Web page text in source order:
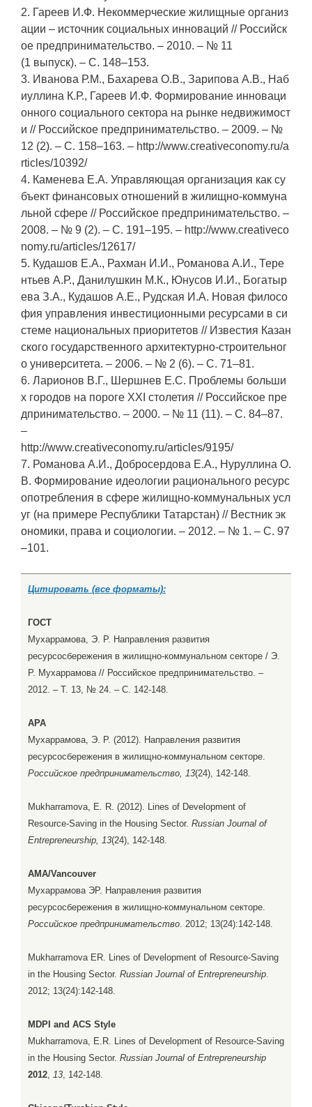
2. Гареев И.Ф. Некоммерческие жилищные организ
ации – источник социальных инноваций // Российск
ое предпринимательство. – 2010. – № 11
(1 выпуск). – С. 148–153.
3. Иванова Р.М., Бахарева О.В., Зарипова А.В., Наб
иуллина К.Р., Гареев И.Ф. Формирование инноваци
онного социального сектора на рынке недвижимост
и // Российское предпринимательство. – 2009. – №
12 (2). – С. 158–163. – http://www.creativeconomy.ru/a
rticles/10392/
4. Каменева Е.А. Управляющая организация как су
бъект финансовых отношений в жилищно-коммуна
льной сфере // Российское предпринимательство. –
2008. – № 9 (2). – С. 191–195. – http://www.creativeco
nomy.ru/articles/12617/
5. Кудашов Е.А., Рахман И.И., Романова А.И., Тере
нтьев А.Р., Данилушкин М.К., Юнусов И.И., Богатыр
ева З.А., Кудашов А.Е., Рудская И.А. Новая филосо
фия управления инвестиционными ресурсами в си
стеме национальных приоритетов // Известия Казан
ского государственного архитектурно-строительног
о университета. – 2006. – № 2 (6). – С. 71–81.
6. Ларионов В.Г., Шершнев Е.С. Проблемы больши
х городов на пороге XXI столетия // Российское пре
дпринимательство. – 2000. – № 11 (11). – С. 84–87.
–
http://www.creativeconomy.ru/articles/9195/
7. Романова А.И., Добросердова Е.А., Нуруллина О.
В. Формирование идеологии рационального ресурс
опотребления в сфере жилищно-коммунальных усл
уг (на примере Республики Татарстан) // Вестник эк
ономики, права и социологии. – 2012. – № 1. – С. 97
–101.
Цитировать (все форматы):
ГОСТ
Мухаррамова, Э. Р. Направления развития
ресурсосбережения в жилищно-коммунальном секторе / Э.
Р. Мухаррамова // Российское предпринимательство. –
2012. – Т. 13, № 24. – С. 142-148.
APA
Мухаррамова, Э. Р. (2012). Направления развития
ресурсосбережения в жилищно-коммунальном секторе.
Российское предпринимательство, 13(24), 142-148.
Mukharramova, E. R. (2012). Lines of Development of
Resource-Saving in the Housing Sector. Russian Journal of
Entrepreneurship, 13(24), 142-148.
AMA/Vancouver
Мухаррамова ЭР. Направления развития
ресурсосбережения в жилищно-коммунальном секторе.
Российское предпринимательство. 2012; 13(24):142-148.
Mukharramova ER. Lines of Development of Resource-Saving
in the Housing Sector. Russian Journal of Entrepreneurship.
2012; 13(24):142-148.
MDPI and ACS Style
Mukharramova, E.R. Lines of Development of Resource-Saving
in the Housing Sector. Russian Journal of Entrepreneurship
2012, 13, 142-148.